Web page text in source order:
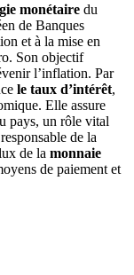
monétaire du
de Banques
et à la mise en
Son objectif
l’inflation. Par
le taux d’intérêt,
Elle assure
pays, un rôle vital
de la
de la monnaie
de paiement et